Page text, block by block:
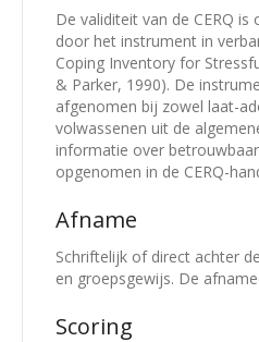
De validiteit van de CERQ
door het instrument in
Coping Inventory for
& Parker, 1990). De
afgenomen bij zowel laat-
volwassenen uit de
informatie over
opgenomen in de CERQ-
Afname
Schriftelijk of direct achter
en groepsgewijs. De
Scoring